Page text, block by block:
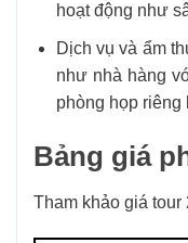
hoạt động như
Dịch vụ và ẩm
như nhà hàng
phòng họp riêng
Bảng giá
Tham khảo giá